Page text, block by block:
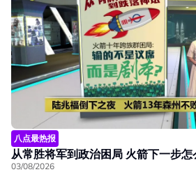
八点最热报
从常胜将军到政治困局 火箭下一步怎
03/08/2026